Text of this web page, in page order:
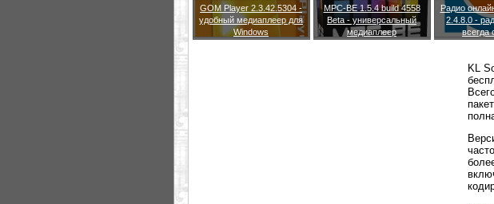
GOM Player 2.3.42.5304 -
удобный медиаплеер для
Windows
MPC-BE 1.5.4 build 4558
Beta - универсальный
медиаплеер
Радио
2.4.8.0 -
всегда
KL